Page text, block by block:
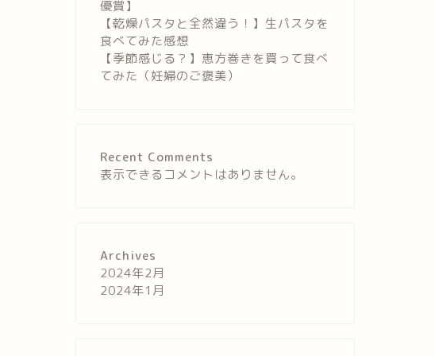
優賞】
【乾燥パスタと全然違う！】生パスタを
食べてみた感想
【季節感じる？】恵方巻きを買って食べ
てみた（妊婦のご褒美）
Recent Comments
表示できるコメントはありません。
Archives
2024年2月
2024年1月